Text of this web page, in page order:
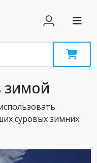
зимой
суровых зимних